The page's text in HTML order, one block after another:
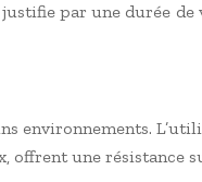
par une durée de
environnements.
offrent une résistance